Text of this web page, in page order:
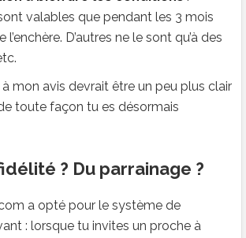
valables que pendant les 3 mois
D’autres ne le sont qu’à des
à mon avis devrait être un peu plus clair
toute façon tu es désormais
? Du parrainage ?
a opté pour le système de
: lorsque tu invites un proche à